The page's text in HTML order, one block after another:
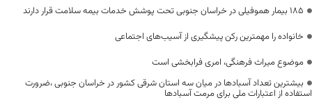
۱۸۵ بیمار هموفیلی در خراسان جنوبی تحت پوشش خدمات بیمه سلامت قرار دارند
خانواده را مهمترین رکن پیشگیری از آسیب‌های اجتماعی
موضوع میراث فرهنگی، امری فرابخشی است
بیشترین تعداد آسبادها در میان سه استان شرقی کشور در خراسان جنوبی ،ضرورت
استفاده از اعتبارات ملی برای مرمت آسبادها